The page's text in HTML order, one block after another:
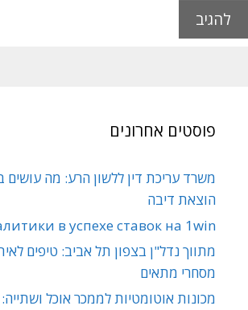
פוסטים אחרונים
משרד עריכת דין ללשון הרע: מה עושים
הוצאת דיבה
в успехе ставок на 1win
מתווך נדל"ן בצפון תל אביב: טיפים
מסחרי מתאים
מכונות אוטומטיות לממכר אוכל ושתייה: